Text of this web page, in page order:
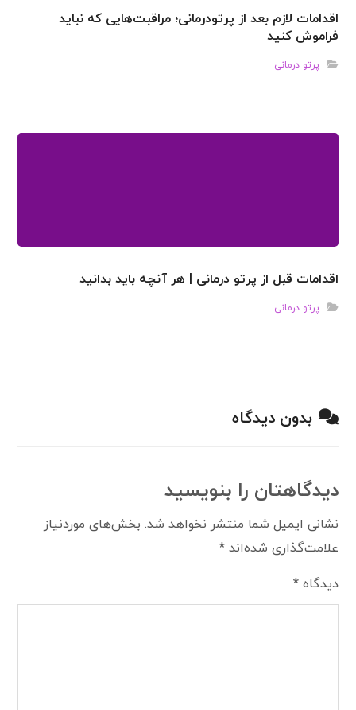
اقدامات لازم بعد از پرتودرمانی؛ مراقبت‌هایی که نباید
فراموش کنید
پرتو درمانی
اقدامات قبل از پرتو درمانی | هر آنچه باید بدانید
پرتو درمانی
بدون دیدگاه
دیدگاهتان را بنویسید
نشانی ایمیل شما منتشر نخواهد شد. بخش‌های موردنیاز
علامت‌گذاری شده‌اند*
دیدگاه*